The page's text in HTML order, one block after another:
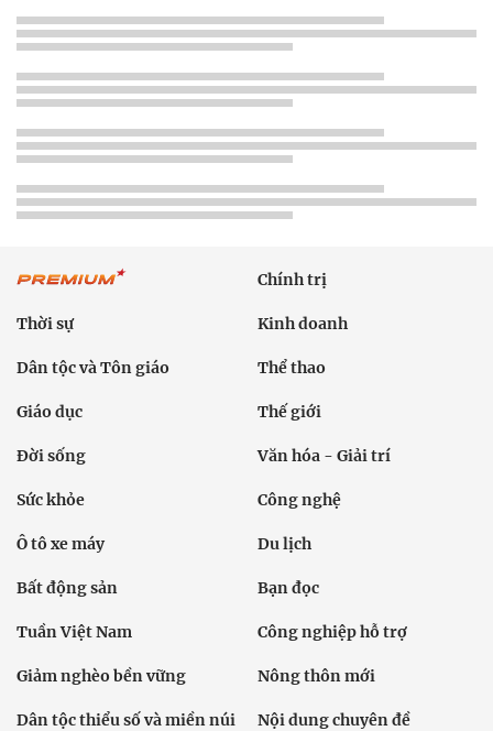
Chính trị
Thời sự Kinh doanh
Dân tộc và Tôn giáo Thể thao
Giáo dục Thế giới
Đời sống Văn hóa - Giải trí
Sức khỏe Công nghệ
Ô tô xe máy Du lịch
Bất động sản Bạn đọc
Tuần Việt Nam Công nghiệp hỗ trợ
Giảm nghèo bền vững Nông thôn mới
Dân tộc thiểu số và miền núi Nội dung chuyên đề